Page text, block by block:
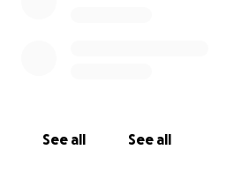
See all See all